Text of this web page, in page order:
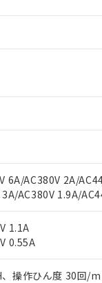
6A/AC380V 2A/
AC380V 1.9A/
1.1A
0.55A
操作ひん度 30回/
当社在庫状況およ
ビスの対象外とな
ている更新日時点
よび標準価格とは
取引先、またはお
対応した製品が提
した製品に切り替
非対応の商品で
が、含有品と判明
100ppm以下、
1000ppm以下、ポリ臭
以下、フタル酸ブチルベ
以下
項目は除く。
用がないことを確認して
以下であることを
を超えていることを
せください。
、
、 PBDEs(ポリ
よび外国貿易法に
日本国政府の輸出
砕するなど、違法
兵器、生物兵器ま